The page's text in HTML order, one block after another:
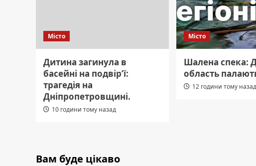
Місто
Дитина загинула в
басейні на подвір’ї:
трагедія на
Дніпропетровщині.
10 години тому назад
Місто
Шалена спека:
область
12 години тому назад
Вам буде цікаво